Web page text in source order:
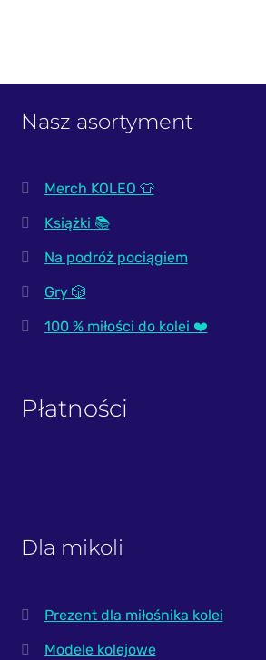
Nasz asortyment
Merch KOLEO 👕
Książki 📚
Na podróż pociągiem
Gry 🎲
100 % miłości do kolei ❤️
Płatności
Dla mikoli
Prezent dla miłośnika kolei
Modele kolejowe